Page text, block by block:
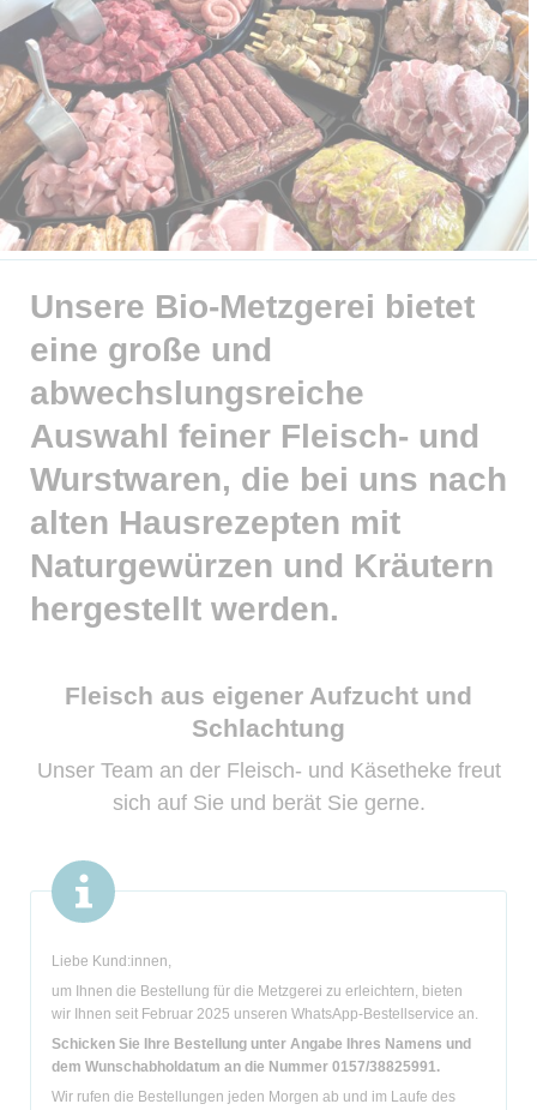
Unsere Bio-Metzgerei bietet
eine große und
abwechslungsreiche
Auswahl feiner Fleisch- und
Wurstwaren, die bei uns nach
alten Hausrezepten mit
Naturgewürzen und Kräutern
hergestellt werden.
Fleisch aus eigener Aufzucht und
Schlachtung
Unser Team an der Fleisch- und Käsetheke freut
sich auf Sie und berät Sie gerne.
Liebe Kund:innen,
um Ihnen die Bestellung für die Metzgerei zu erleichtern, bieten
wir Ihnen seit Februar 2025 unseren WhatsApp-Bestellservice an.
Schicken Sie Ihre Bestellung unter Angabe Ihres Namens und
dem Wunschabholdatum an die Nummer 0157/38825991.
Wir rufen die Bestellungen jeden Morgen ab und im Laufe des